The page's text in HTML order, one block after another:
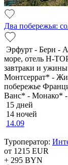
Два побережья:
Эрфурт - Берн -
море, отель H-
завтраки и
Монтсеррат* -
побережье
Ванс* - Монако*
15 дней
14 ночей
14.09
Туроператор:
от 1215 EUR
+ 295 BYN